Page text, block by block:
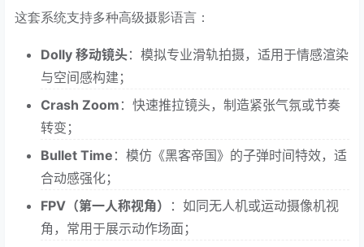
这套系统支持多种高级摄影语言：
Dolly 移动镜头：模拟专业滑轨拍摄，适用于情感渲染
与空间感构建；
Crash Zoom ：快速推拉镜头，制造紧张气氛或节奏
转变；
Bullet Time ：模仿《黑客帝国》的子弹时间特效，适
合动感强化；
FPV（第一人称视角）
：如同无人机或运动摄像机视
角，常用于展示动作场面；